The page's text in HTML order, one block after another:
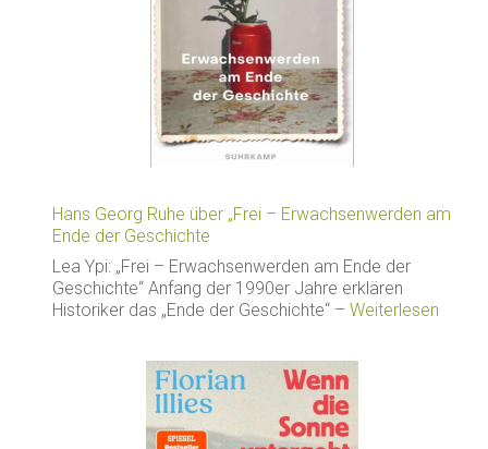
Hans Georg Ruhe über „Frei – Erwachsenwerden am
Ende der Geschichte
Lea Ypi: „Frei – Erwachsenwerden am Ende der
Geschichte“ Anfang der 1990er Jahre erklären
Historiker das „Ende der Geschichte“ –Weiterlesen